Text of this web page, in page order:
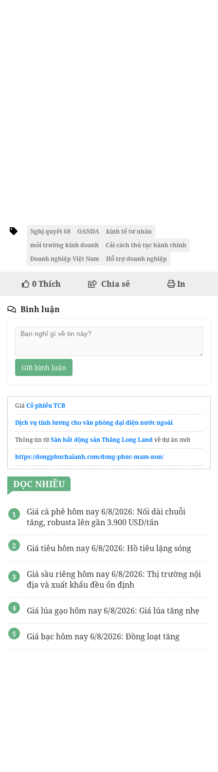
Nghị quyết 68 OANDA
kinh tế tư nhân
môi trường kinh doanh
Cải cách thủ tục hành chính
Doanh nghiệp Việt Nam
Hỗ trợ doanh nghiệp
0Thích Chia sẻ In
Bình luận
Gửi bình luận
GiáCổ phiếu TCB
Dịch vụ tính lương cho văn phòng đại diện nước ngoài
Thông tin từSàn bất động sản Thăng Long Landvề dự án mới
https://dongphuchaianh.com/dong-phuc-mam-non/
gói hút ẩm
ĐỌC NHIỀU
Giá cà phê hôm nay 6/8/2026: Nối dài chuỗi
tăng, robusta lên gần 3.900 USD/tấn
Giá tiêu hôm nay 6/8/2026: Hồ tiêu lặng sóng
Giá sầu riêng hôm nay 6/8/2026: Thị trường nội
địa và xuất khẩu đều ổn định
Giá lúa gạo hôm nay 6/8/2026: Giá lúa tăng nhẹ
Giá bạc hôm nay 6/8/2026: Đồng loạt tăng